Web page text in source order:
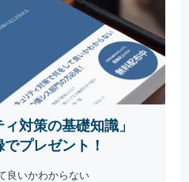
対策の基礎知識」
プレゼント！
良いかわからない